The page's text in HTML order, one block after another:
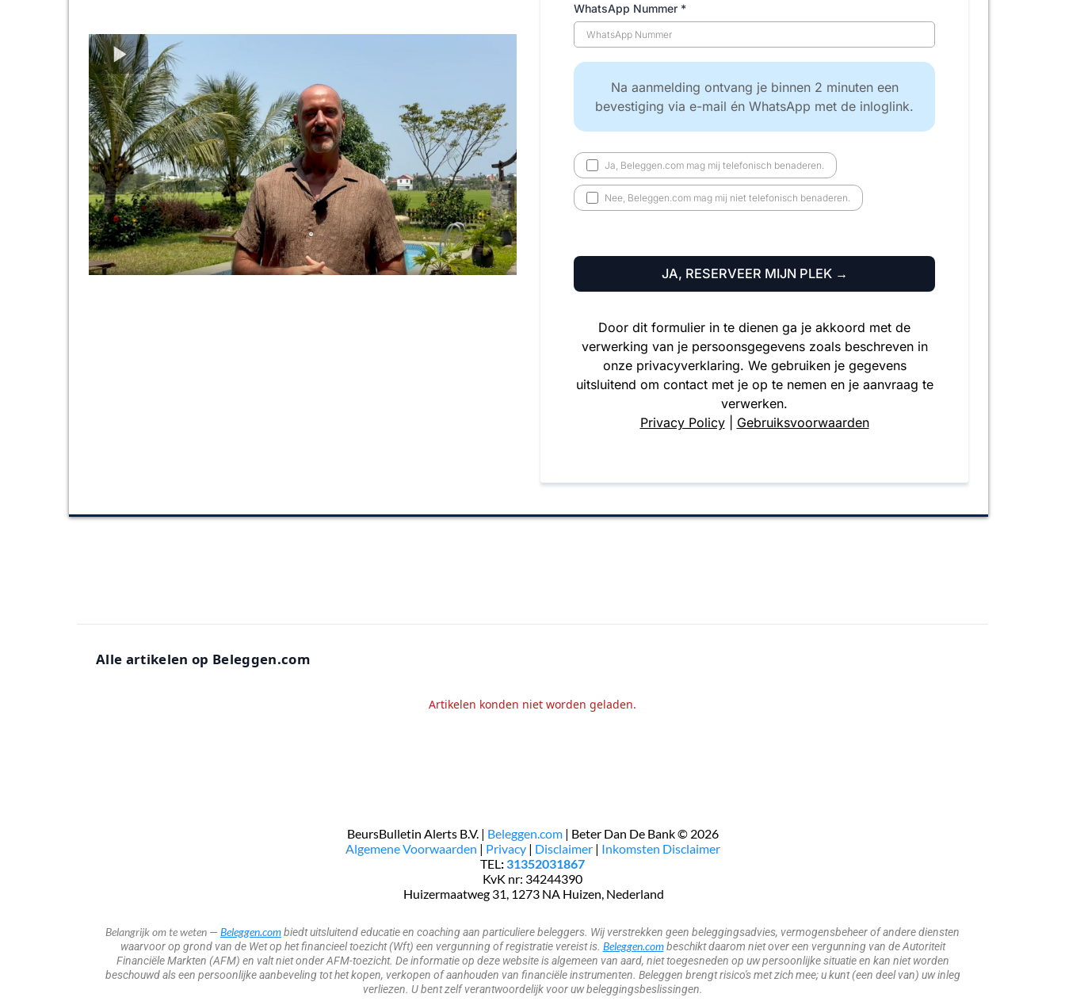
WhatsApp Nummer *
Na aanmelding ontvang je binnen 2 minuten een
bevestiging via e-mail én WhatsApp met de inloglink.
Ja, Beleggen.com mag mij telefonisch benaderen.
Nee, Beleggen.com mag mij niet telefonisch benaderen.
JA, RESERVEER MIJN PLEK →
Door dit formulier in te dienen ga je akkoord met de
verwerking van je persoonsgegevens zoals beschreven in
onze privacyverklaring. We gebruiken je gegevens
uitsluitend om contact met je op te nemen en je aanvraag te
verwerken.
Privacy Policy| Gebruiksvoorwaarden
Alle artikelen op Beleggen.com
Artikelen konden niet worden geladen.
BeursBulletin Alerts B.V. | Beleggen.com| Beter Dan De Bank © 2026
​Algemene Voorwaarden | Privacy | Disclaimer | Inkomsten Disclaimer
TEL : 31352031867
KvK nr: 34244390
​​​ Huizermaatweg 31, 1273 NA Huizen, Nederland
Belangrijk om te weten — Beleggen.combiedt uitsluitend educatie en coaching aan particuliere beleggers. Wij verstrekken geen beleggingsadvies, vermogensbeheer of andere diensten
waarvoor op grond van de Wet op het financieel toezicht (Wft) een vergunning of registratie vereist is. Beleggen.combeschikt daarom niet over een vergunning van de Autoriteit
Financiële Markten (AFM) en valt niet onder AFM-toezicht. De informatie op deze website is algemeen van aard, niet toegesneden op uw persoonlijke situatie en kan niet worden
beschouwd als een persoonlijke aanbeveling tot het kopen, verkopen of aanhouden van financiële instrumenten. Beleggen brengt risico's met zich mee; u kunt (een deel van) uw inleg
verliezen. U bent zelf verantwoordelijk voor uw beleggingsbeslissingen.